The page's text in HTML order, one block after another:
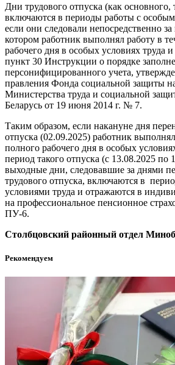
Дни трудового отпуска (как основного,
включаются в периоды работы с
если они следовали непосредственно
котором работник выполнял работу в
рабочего дня в особых условиях труда
пункт 30 Инструкции о порядке
персонифицированного учета,
правления Фонда социальной защиты
Министерства труда и социальной
Беларусь от 19 июня 2014 г. № 7.
Таким образом, если накануне дня
отпуска (02.09.2025) работник
полного рабочего дня в особых
период такого отпуска (с 13.08.2025 по
выходные дни, следовавшие за днями
трудового отпуска, включаются в
условиями труда и отражаются в
на профессиональное пенсионное
ПУ-6.
Столбцовский районный отдел
Рекомендуем